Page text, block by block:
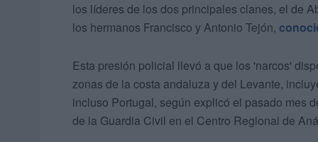
los líderes de los dos principales clanes, el de
los hermanos Francisco y Antonio Tejón,
Esta presión policial llevó a que los 'narcos'
zonas de la costa andaluza y del Levante,
incluso Portugal, según explicó el pasado mes
de la Guardia Civil en el Centro Regional de